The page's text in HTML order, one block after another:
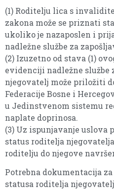
(1) Roditelju lica s
zakona može se priznati
ukoliko je nazaposlen i
nadležne službe za
(2) Izuzetno od stava (1)
evidenciji nadležne službe
njegovatelj može priložiti
Federacije Bosne i
u Jedinstvenom sistemu
naplate doprinosa.
(3) Uz ispunjavanje uslova
status roditelja
roditelju do njegove
Potrebna dokumentacija
statusa roditelja